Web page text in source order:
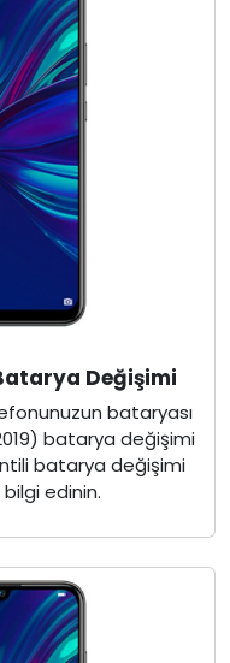
Değişimi
bataryası
batarya değişimi
batarya değişimi
edinin.